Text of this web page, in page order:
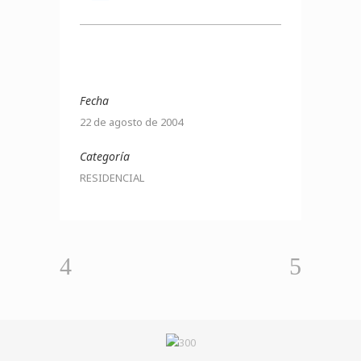
Fecha
22 de agosto de 2004
Categoría
RESIDENCIAL